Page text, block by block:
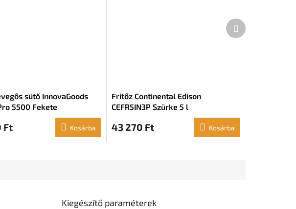
sütő InnovaGoods
5500 Fekete
acél 1700 W (5,5 l)
Ft Kosárba
Fritőz Continental Edison
CEFR5IN3P Szürke 5 l
43 270 Ft Kosárba
Következő
termék
Kiegészítő paraméterek